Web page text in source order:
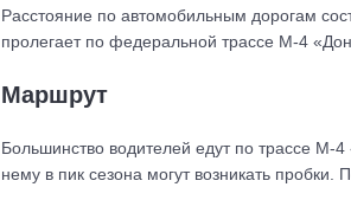
Расстояние по автомобильным дорогам
пролегает по федеральной трассе М-4
Маршрут
Большинство водителей едут по трассе М-
нему в пик сезона могут возникать